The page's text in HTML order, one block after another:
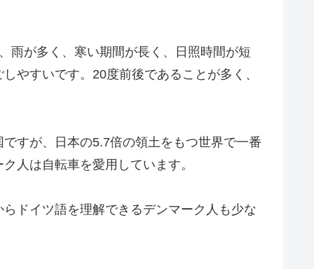
雨が多く、寒い期間が長く、日照時間が短
やすいです。20度前後であることが多く、
すが、日本の5.7倍の領土をもつ世界で一番
人は自転車を愛用しています。
ドイツ語を理解できるデンマーク人も少な